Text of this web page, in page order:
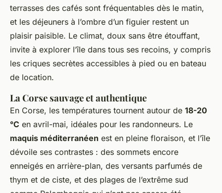
terrasses des cafés sont fréquentables dès le matin,
et les déjeuners à l’ombre d’un figuier restent un
plaisir paisible. Le climat, doux sans être étouffant,
invite à explorer l’île dans tous ses recoins, y compris
les criques secrètes accessibles à pied ou en bateau
de location.
La Corse sauvage et authentique
En Corse, les températures tournent autour de 18-20
°C en avril-mai, idéales pour les randonneurs. Le
maquis méditerranéen est en pleine floraison, et l’île
dévoile ses contrastes : des sommets encore
enneigés en arrière-plan, des versants parfumés de
thym et de ciste, et des plages de l’extrême sud